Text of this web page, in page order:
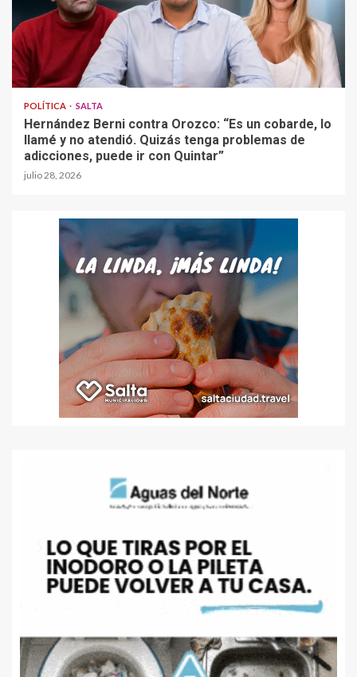
POLÍTICA SALTA
Hernández Berni contra Orozco: “Es un cobarde, lo
llamé y no atendió. Quizás tenga problemas de
adicciones, puede ir con Quintar”
julio 28, 2026